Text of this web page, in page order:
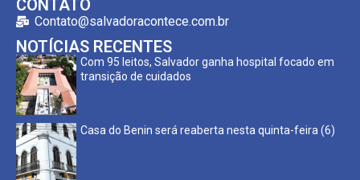
CONTATO
Contato@salvadoracontece.com.br
NOTÍCIAS RECENTES
Com 95 leitos, Salvador ganha hospital focado em
transição de cuidados
Casa do Benin será reaberta nesta quinta-feira (6)